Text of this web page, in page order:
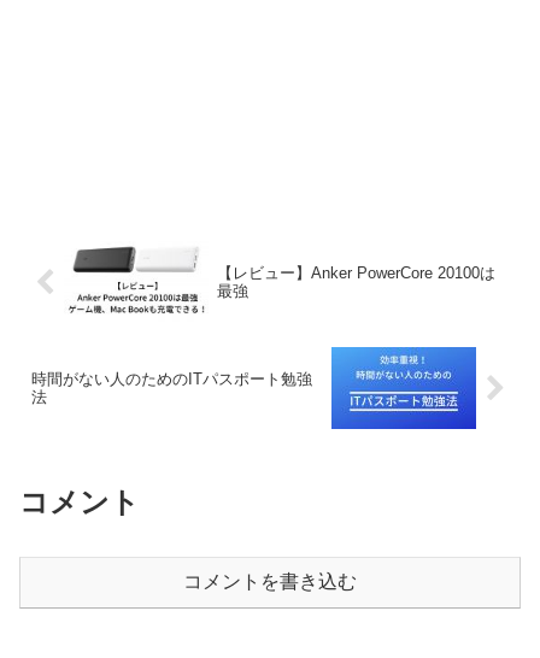
【レビュー】Anker PowerCore 20100は
最強
時間がない人のためのITパスポート勉強
法
コメント
コメントを書き込む